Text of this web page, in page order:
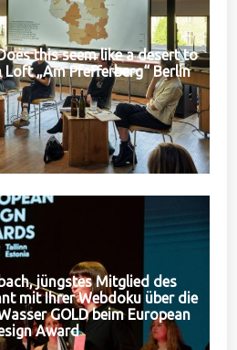
this seem like a desert to
Loft „Am Pfefferberg“ Berlin
jüngstes Mitglied des
mit Ihrer Webdoku über die
GOLD beim European
Award